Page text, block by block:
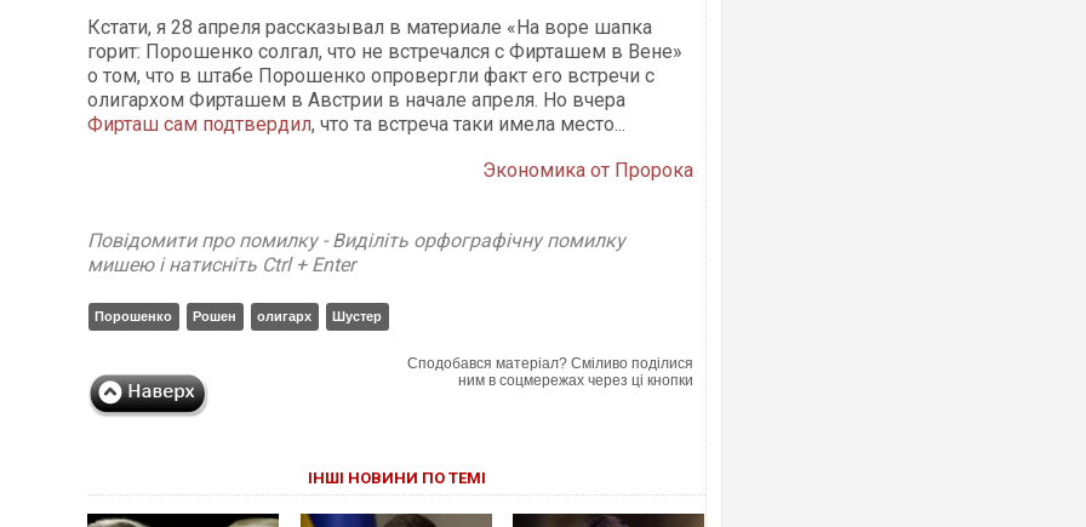
Кстати, я 28 апреля рассказывал в материале «На воре шапка
горит: Порошенко солгал, что не встречался с Фирташем в Вене»
о том, что в штабе Порошенко опровергли факт его встречи с
олигархом Фирташем в Австрии в начале апреля. Но вчера
Фирташ сам подтвердил, что та встреча таки имела место...
Экономика от Пророка
Повідомити про помилку - Виділіть орфографічну помилку
мишею і натисніть Ctrl + Enter
Порошенко Рошен олигарх Шустер
Сподобався матеріал? Сміливо поділися
ним в соцмережах через ці кнопки
ІНШІ НОВИНИ ПО ТЕМІ